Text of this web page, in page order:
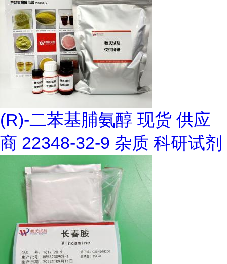
(R)-二苯基脯氨醇 现货 供应
商 22348-32-9 杂质 科研试剂